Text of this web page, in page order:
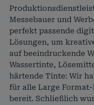
Messebauer und
perfekt passende
Lösungen, um
auf beeindruckende
Wassertinte,
härtende Tinte: Wir
für alle Large
bereit. Schließlich